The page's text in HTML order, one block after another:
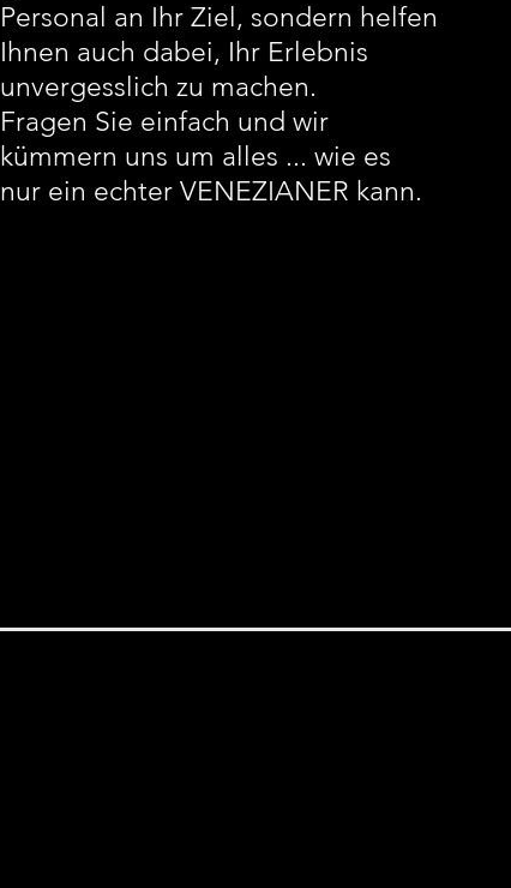
Personal an Ihr Ziel, sondern helfen
Ihnen auch dabei, Ihr Erlebnis
unvergesslich zu machen.
Fragen Sie einfach und wir
kümmern uns um alles ... wie es
nur ein echter VENEZIANER kann.